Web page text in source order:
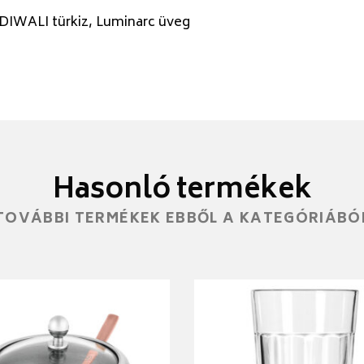
türkiz, Luminarc üveg
Hasonló termékek
TERMÉKEK EBBŐL A